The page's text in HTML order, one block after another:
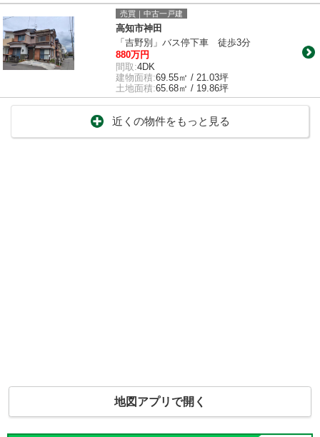
売買｜中古一戸建
高知市神田
「吉野別」バス停下車 徒歩3分
880万円
間取:4DK
建物面積:69.55㎡ / 21.03坪
土地面積:65.68㎡ / 19.86坪
近くの物件をもっと見る
地図アプリで開く